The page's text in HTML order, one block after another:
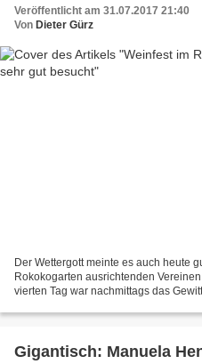
Veröffentlicht am 31.07.2017 21:40
Von Dieter Gürz
Der Wettergott meinte es auch heute
Rokokogarten ausrichtenden
vierten Tag war nachmittags das
Gigantisch: Manuela